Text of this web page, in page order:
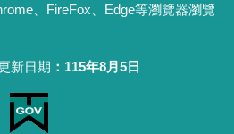
、FireFox、Edge等瀏覽器瀏覽
新日期 115年8月5日